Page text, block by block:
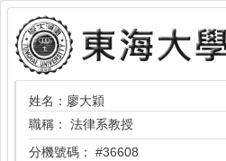
姓名：廖大穎
職稱： 法律系教授
分機號碼： #36608